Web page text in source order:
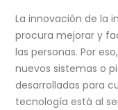
La innovación de la
procura mejorar y
las personas. Por
nuevos sistemas o
desarrolladas para
tecnología está al